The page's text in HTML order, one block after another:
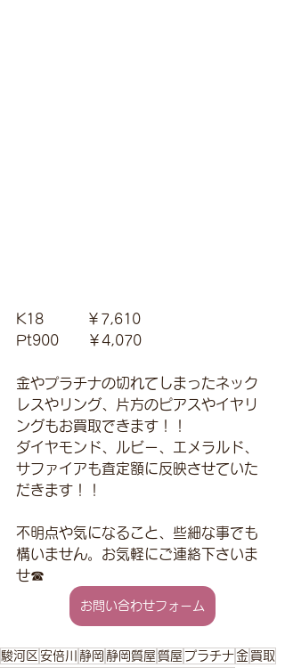
K18　　　￥7,610
Pt900　　￥4,070
金やプラチナの切れてしまったネック
レスやリング、片方のピアスやイヤリ
ングもお買取できます！！
ダイヤモンド、ルビー、エメラルド、
サファイアも査定額に反映させていた
だきます！！
不明点や気になること、些細な事でも
構いません。お気軽にご連絡下さいま
せ☎
お問い合わせフォーム
駿河区 安倍川 静岡 静岡質屋 質屋 プラチナ 金 買取